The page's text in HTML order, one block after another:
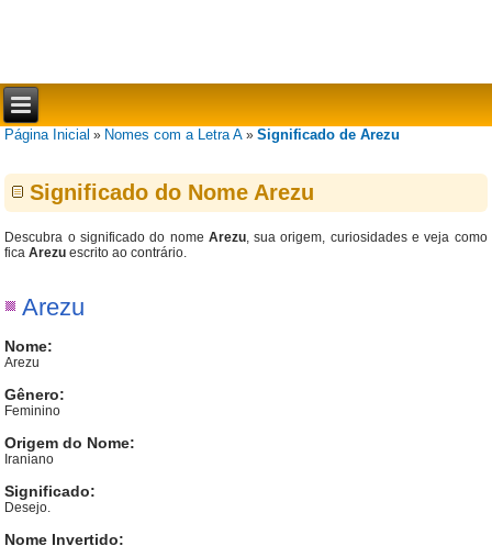
Página Inicial » Nomes com a Letra A »Significado de Arezu
Significado do Nome Arezu
Descubra o significado do nome Arezu, sua origem, curiosidades e veja como
ficaArezu escrito ao contrário.
Arezu
Nome:
Arezu
Gênero:
Feminino
Origem do Nome:
Iraniano
Significado:
Desejo.
Nome Invertido: